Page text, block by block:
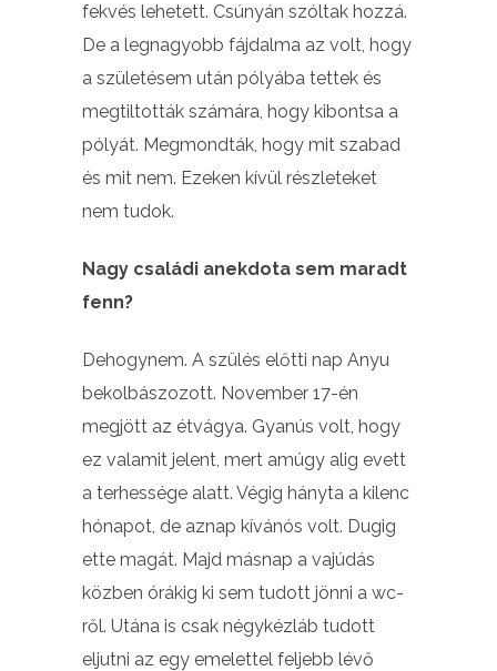
fekvés lehetett. Csúnyán szóltak hozzá.
De a legnagyobb fájdalma az volt, hogy
a születésem után pólyába tettek és
megtiltották számára, hogy kibontsa a
pólyát. Megmondták, hogy mit szabad
és mit nem. Ezeken kívül részleteket
nem tudok.
Nagy családi anekdota sem maradt
fenn?
Dehogynem. A szülés előtti nap Anyu
bekolbászozott. November 17-én
megjött az étvágya. Gyanús volt, hogy
ez valamit jelent, mert amúgy alig evett
a terhessége alatt. Végig hányta a kilenc
hónapot, de aznap kívánós volt. Dugig
ette magát. Majd másnap a vajúdás
közben órákig ki sem tudott jönni a wc-
ről. Utána is csak négykézláb tudott
eljutni az egy emelettel feljebb lévő